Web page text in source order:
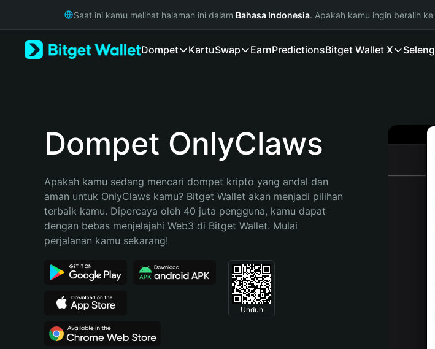
Русский
Bahasa Indonesia
Español (Argentina)
Saat ini kamu melihat halaman ini dalam Bahasa Indonesia. Apakah kamu ingin beralih ke
Dompet KartuSwap EarnPredictionsBitget Wallet X
Dompet OnlyClaws
Apakah kamu sedang mencari dompet kripto yang andal dan
aman untuk OnlyClaws kamu? Bitget Wallet akan menjadi pilihan
terbaik kamu. Dipercaya oleh 40 juta pengguna, kamu dapat
dengan bebas menjelajahi Web3 di Bitget Wallet. Mulai
perjalanan kamu sekarang!
Unduh